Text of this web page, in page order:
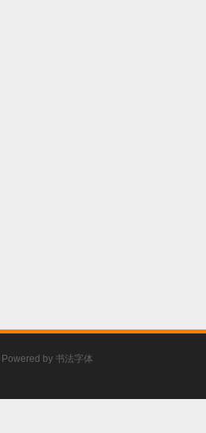
Powered by 书法字体